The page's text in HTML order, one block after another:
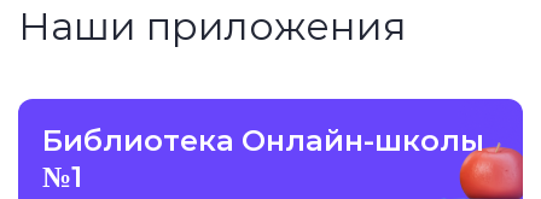
Наши приложения
Библиотека Онлайн-школы
№1